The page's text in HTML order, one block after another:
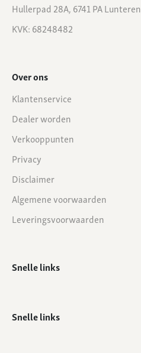
Hullerpad 28A, 6741 PA Lunteren
KVK: 68248482
Over ons
Klantenservice
Dealer worden
Verkooppunten
Privacy
Disclaimer
Algemene voorwaarden
Leveringsvoorwaarden
Snelle links
Snelle links